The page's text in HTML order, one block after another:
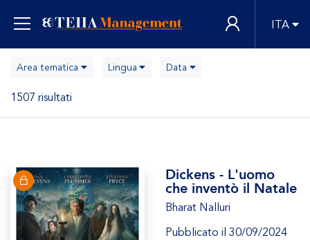
ITA
Area tematica Lingua Data
1507 risultati
Dickens - L'uomo
che inventò il Natale
Bharat Nalluri
Pubblicato il 30/09/2024